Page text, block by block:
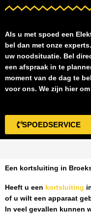
Als u met spoed een
bel dan met onze
uw noodsituatie. Bel
een afspraak in te
moment van de dag te
voor ons. We zijn hier
SPOEDSERVICE
Een kortsluiting in
Heeft u een kortsluiting
of u wilt een apparaat
In veel gevallen kunnen